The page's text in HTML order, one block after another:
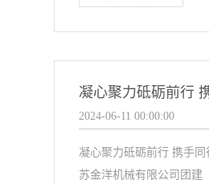
2024-06-11 00:00:00
凝心聚力砥砺前行 携手同
苏金洋机械有限公司团建